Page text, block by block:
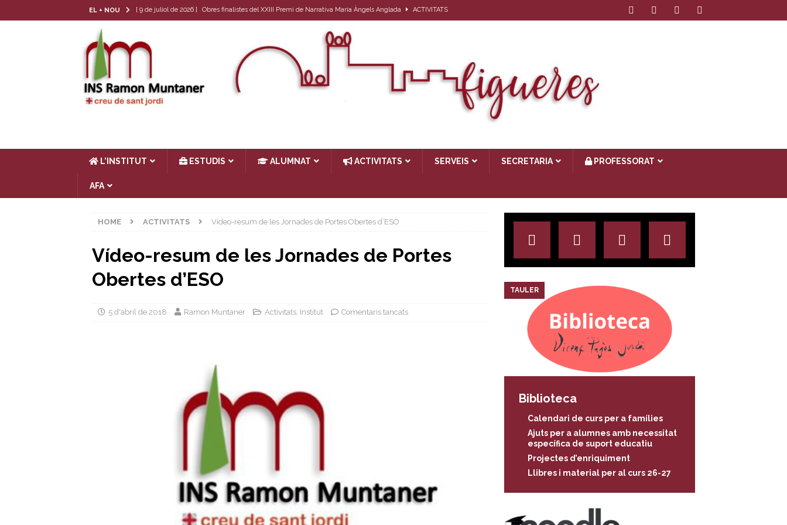
EL + NOU [ 9 de juliol de 2026 ] Obres finalistes del XXIII Premi de Narrativa Maria Àngels Anglada ACTIVITATS
Tria de matèria optativa per a l’alumnat que el proper curs farà 1r d’ESO
[ 17 de juny de 2026 ] Llibres de text 26-27 ACTIVITATS
Les cròniques del Club de lectura: Passat, futur i… present ACTIVITATS
[ 17 de juliol de 2026 ] Horari d’estiu
L’INSTITUT ESTUDIS ALUMNAT ACTIVITATS SERVEIS SECRETARIA PROFESSORAT
AFA
HOME ACTIVITATS Vídeo-resum de les Jornades de Portes Obertes d’ESO
Vídeo-resum de les Jornades de Portes
Obertes d’ESO
5 d'abril de 2018 Ramon Muntaner Activitats, Institut Comentaris tancats
TAULER
Biblioteca
Calendari de curs per a famílies
Ajuts per a alumnes amb necessitat
específica de suport educatiu
Projectes d’enriquiment
Llibres i material per al curs 26-27